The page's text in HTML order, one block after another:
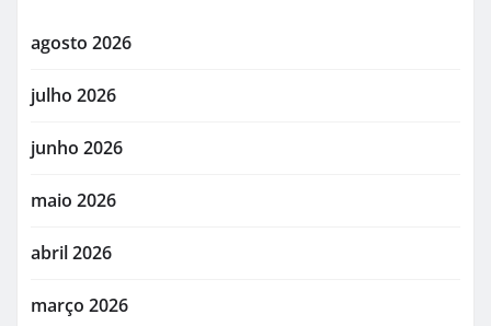
agosto 2026
julho 2026
junho 2026
maio 2026
abril 2026
março 2026